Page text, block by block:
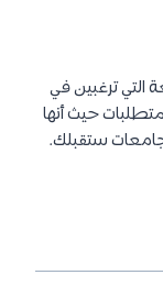
ترغبين في
حيث أنها
ستقبلك.